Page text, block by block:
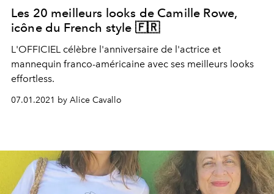
Les 20 meilleurs looks de Camille Rowe,
icône du French style 🇫🇷
L'OFFICIEL célèbre l'anniversaire de l'actrice et
mannequin franco-américaine avec ses meilleurs looks
effortless.
07.01.2021 by Alice Cavallo